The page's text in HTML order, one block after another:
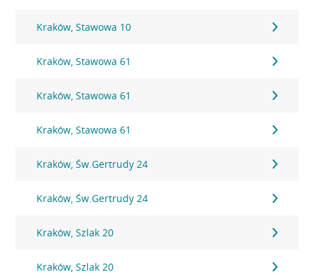
Kraków, Stawowa 10
Kraków, Stawowa 61
Kraków, Stawowa 61
Kraków, Stawowa 61
Kraków, Św.Gertrudy 24
Kraków, Św.Gertrudy 24
Kraków, Szlak 20
Kraków, Szlak 20